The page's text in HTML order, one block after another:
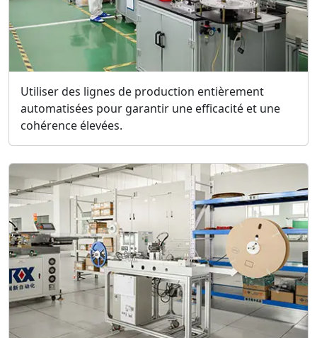
Utiliser des lignes de production entièrement
automatisées pour garantir une efficacité et une
cohérence élevées.